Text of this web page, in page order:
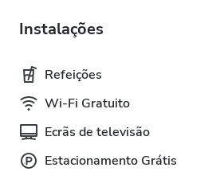
Instalações
Refeições
Wi-Fi Gratuito
Ecrãs de televisão
Estacionamento Grátis